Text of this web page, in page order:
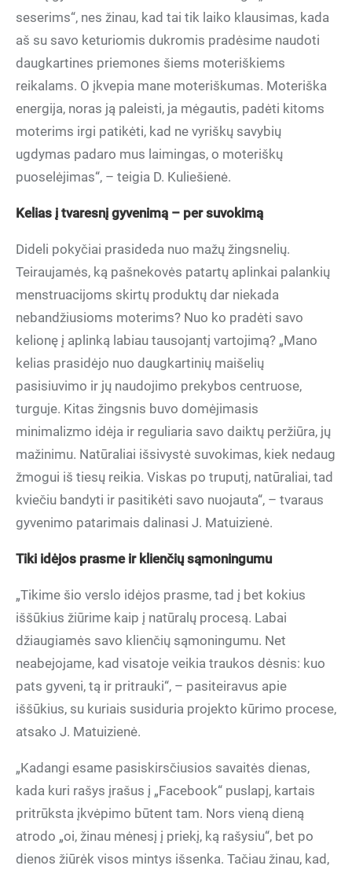
seserims“, nes žinau, kad tai tik laiko klausimas, kada
aš su savo keturiomis dukromis pradėsime naudoti
daugkartines priemones šiems moteriškiems
reikalams. O įkvepia mane moteriškumas. Moteriška
energija, noras ją paleisti, ja mėgautis, padėti kitoms
moterims irgi patikėti, kad ne vyriškų savybių
ugdymas padaro mus laimingas, o moteriškų
puoselėjimas“, – teigia D. Kuliešienė.
Kelias į tvaresnį gyvenimą – per suvokimą
Dideli pokyčiai prasideda nuo mažų žingsnelių.
Teiraujamės, ką pašnekovės patartų aplinkai palankių
menstruacijoms skirtų produktų dar niekada
nebandžiusioms moterims? Nuo ko pradėti savo
kelionę į aplinką labiau tausojantį vartojimą? „Mano
kelias prasidėjo nuo daugkartinių maišelių
pasisiuvimo ir jų naudojimo prekybos centruose,
turguje. Kitas žingsnis buvo domėjimasis
minimalizmo idėja ir reguliaria savo daiktų peržiūra, jų
mažinimu. Natūraliai išsivystė suvokimas, kiek nedaug
žmogui iš tiesų reikia. Viskas po truputį, natūraliai, tad
kviečiu bandyti ir pasitikėti savo nuojauta“, – tvaraus
gyvenimo patarimais dalinasi J. Matuizienė.
Tiki idėjos prasme ir klienčių sąmoningumu
„Tikime šio verslo idėjos prasme, tad į bet kokius
iššūkius žiūrime kaip į natūralų procesą. Labai
džiaugiamės savo klienčių sąmoningumu. Net
neabejojame, kad visatoje veikia traukos dėsnis: kuo
pats gyveni, tą ir pritrauki“, – pasiteiravus apie
iššūkius, su kuriais susiduria projekto kūrimo procese,
atsako J. Matuizienė.
„Kadangi esame pasiskirsčiusios savaitės dienas,
kada kuri rašys įrašus į „Facebook“ puslapį, kartais
pritrūksta įkvėpimo būtent tam. Nors vieną dieną
atrodo „oi, žinau mėnesį į priekį, ką rašysiu“, bet po
dienos žiūrėk visos mintys išsenka. Tačiau žinau, kad,